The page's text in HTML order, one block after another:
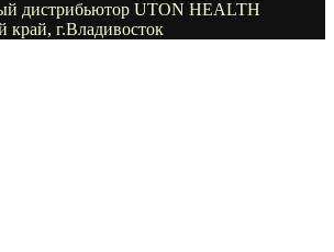
дистрибьютор UTON HEALTH
край, г.Владивосток